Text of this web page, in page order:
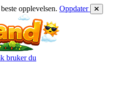
opplevelsen. Oppdater
bruker du